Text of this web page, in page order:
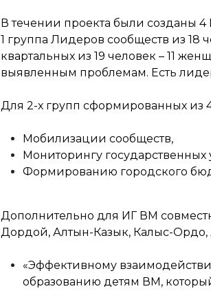
В течении проекта были созданы
1 группа Лидеров сообществ из 18
квартальных из 19 человек – 11
выявленным проблемам. Есть
Для 2-х групп сформированных
Мобилизации сообществ,
Мониторингу государственных
Формированию городского
Дополнительно для ИГ ВМ
Дордой, Алтын-Казык, Калыс-Ордо,
«Эффективному
образованию детям ВМ,